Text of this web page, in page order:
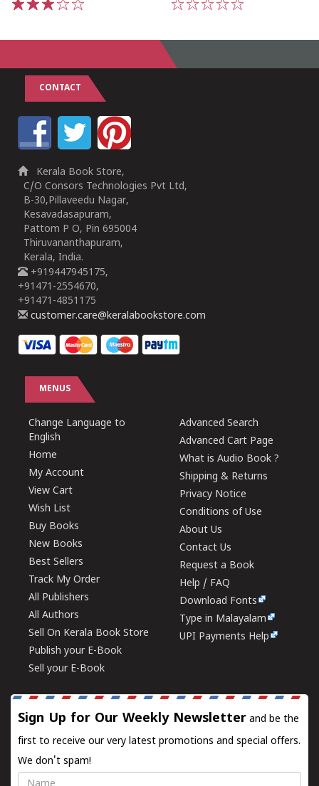
CONTACT
Kerala Book Store,
C/O Consors Technologies Pvt Ltd,
B-30,Pillaveedu Nagar,
Kesavadasapuram,
Pattom P O, Pin 695004
Thiruvananthapuram,
Kerala, India.
+919447945175,
+91471-2554670,
+91471-4851175
customer.care@keralabookstore.com
MENUS
Change Language to
English
Home
My Account
View Cart
Wish List
Buy Books
New Books
Best Sellers
Track My Order
All Publishers
All Authors
Sell On Kerala Book Store
Publish your E-Book
Sell your E-Book
Advanced Search
Advanced Cart Page
What is Audio Book ?
Shipping & Returns
Privacy Notice
Conditions of Use
About Us
Contact Us
Request a Book
Help / FAQ
Download Fonts
Type in Malayalam
UPI Payments Help
Sign Up for Our Weekly Newsletter and be the
first to receive our very latest promotions and special offers.
We don't spam!
Name